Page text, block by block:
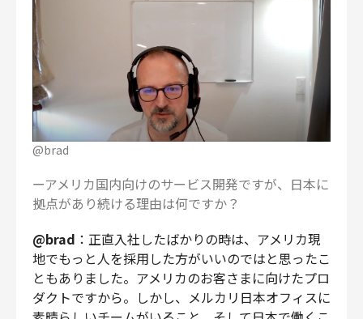
@brad
ーアメリカ国内向けのサービス開発ですが、日本に
拠点があり続ける理由は何ですか？
@brad ：正直入社したばかりの時は、アメリカ現
地でもっと人を採用した方がいいのではと思ったこ
ともありました。アメリカのお客さまに向けたプロ
ダクトですから。しかし、メルカリ日本オフィスに